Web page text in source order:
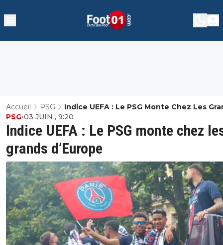
Accueil PSG
Indice UEFA : Le PSG Monte Chez Les
D’Europe
Indice UEFA : Le PSG monte chez
grands d’Europe
PSG•03 JUIN , 9:20